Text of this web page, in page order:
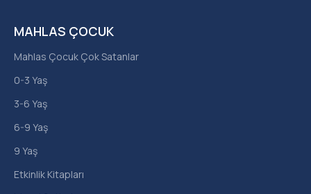
MAHLAS ÇOCUK
Mahlas Çocuk Çok Satanlar
0-3 Yaş
3-6 Yaş
6-9 Yaş
9 Yaş
Etkinlik Kitapları